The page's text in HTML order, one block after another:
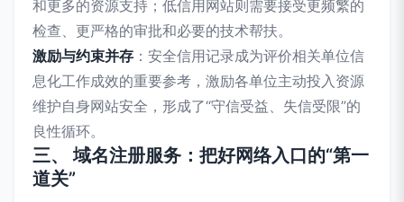
和更多的资源支持；低信用网站则需要接受更频繁的
检查、更严格的审批和必要的技术帮扶。
激励与约束并存 ：安全信用记录成为评价相关单位信
息化工作成效的重要参考，激励各单位主动投入资源
维护自身网站安全，形成了“守信受益、失信受限”的
良性循环。
三、 域名注册服务：把好网络入口的“第一
道关”